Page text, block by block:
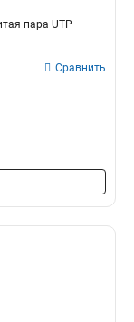
пара UTP
Сравнить